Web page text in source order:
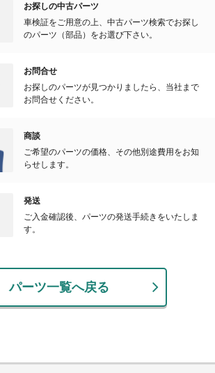
お探しの中古パーツ
車検証をご用意の上、中古パーツ検索でお探し
のパーツ（部品）をお選び下さい。
お問合せ
お探しのパーツが見つかりましたら、当社まで
お問合せください。
商談
ご希望のパーツの価格、その他別途費用をお知
らせします。
発送
ご入金確認後、パーツの発送手続きをいたしま
す。
パーツ一覧へ戻る